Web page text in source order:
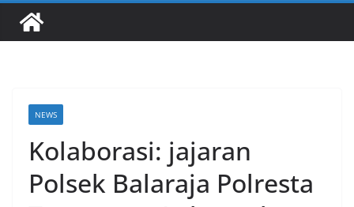
NEWS
Kolaborasi: jajaran
Polsek Balaraja Polresta